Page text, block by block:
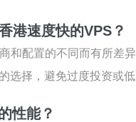
港速度快的VPS？
和配置的不同而有所差
选择，避免过度投资或低
性能？